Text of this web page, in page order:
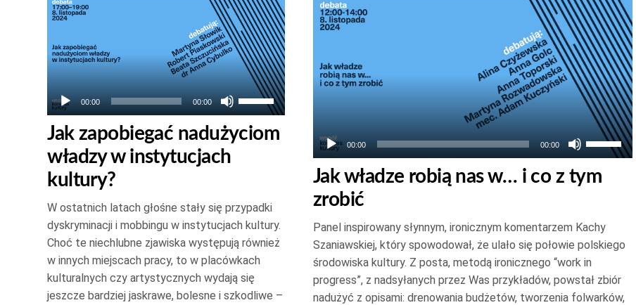
plików
00:00 00:00
Używaj
strzałek
do
dołu
zwiększyć
lub
zmniejszyć
Jak zapobiegać nadużyciom
władzy w instytucjach
kultury?
W ostatnich latach głośne stały się przypadki
dyskryminacji i mobbingu w instytucjach kultury.
Choć te niechlubne zjawiska występują również
w innych miejscach pracy, to w placówkach
kulturalnych czy artystycznych wydają się
jeszcze bardziej jaskrawe, bolesne i szkodliwe –
plików
00:00 00:00
Używaj
strzałek
do
do
dołu
aby
zwiększyć
Jak władze robią nas w… i co z tym
zrobić
Panel inspirowany słynnym, ironicznym komentarzem Kachy
Szaniawskiej, który spowodował, że ulało się połowie polskiego
środowiska kultury. Z posta, metodą ironicznego “work in
progress”, z nadsyłanych przez Was przykładów, powstał zbiór
nadużyć z opisami: drenowania budżetów, tworzenia folwarków,